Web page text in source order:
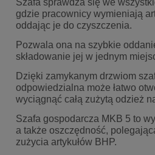
Szafa sprawdza się we
gdzie pracownicy wymieniają
oddając je do czyszczenia.
Pozwala ona na szybkie
składowanie jej w jednym
Dzięki zamykanym drzwiom
odpowiedzialna może łatwo
wyciągnąć całą zużytą odzież
Szafa gospodarcza MKB 5 to
a także oszczędność,
zużycia artykułów BHP.